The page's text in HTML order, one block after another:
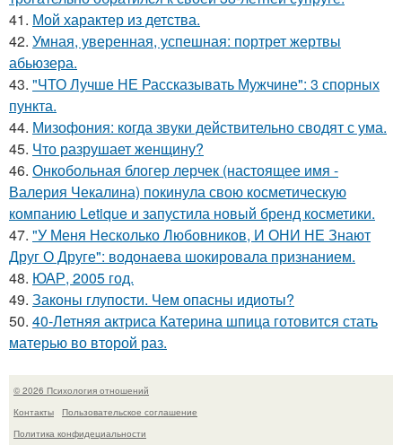
41. Мой характер из детства.
42. Умная, уверенная, успешная: портрет жертвы
абьюзера.
43. "ЧТО Лучше НЕ Рассказывать Мужчине": 3 спорных
пункта.
44. Мизофония: когда звуки действительно сводят с ума.
45. Что разрушает женщину?
46. Онкобольная блогер лерчек (настоящее имя -
Валерия Чекалина) покинула свою косметическую
компанию Letique и запустила новый бренд косметики.
47. "У Меня Несколько Любовников, И ОНИ НЕ Знают
Друг О Друге": водонаева шокировала признанием.
48. ЮАР, 2005 год.
49. Законы глупости. Чем опасны идиоты?
50. 40-Летняя актриса Катерина шпица готовится стать
матерью во второй раз.
© 2026 Психология отношений
Контакты
Пользовательское соглашение
Политика конфидециальности